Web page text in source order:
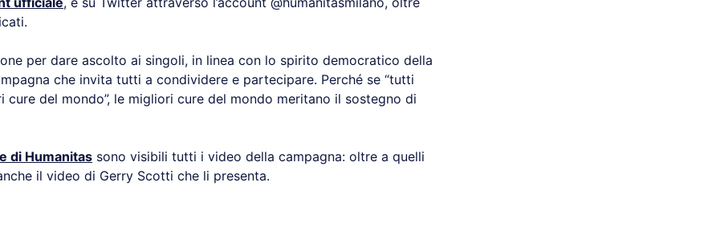
per dare ascolto ai singoli, in linea con lo spirito democratico della
che invita tutti a condividere e partecipare. Perché se “tutti
cure del mondo”, le migliori cure del mondo meritano il sostegno di
di Humanitas sono visibili tutti i video della campagna: oltre a quelli
il video di Gerry Scotti che li presenta.